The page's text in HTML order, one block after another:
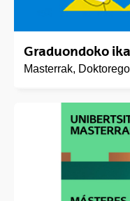
Graduondoko
Masterrak,